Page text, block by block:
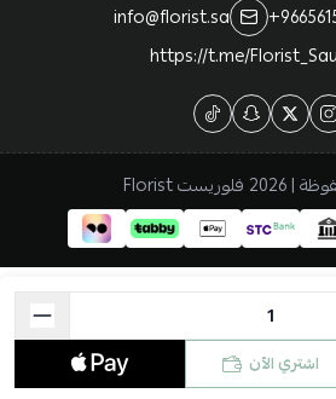
اشتري الآن
info@florist.sa
https://t.me/
| 2026 فلوريست Florist